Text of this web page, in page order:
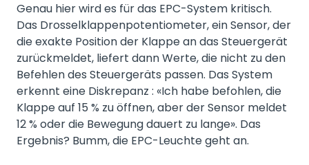
Genau hier wird es für das EPC-System kritisch.
Das Drosselklappenpotentiometer, ein Sensor, der
die exakte Position der Klappe an das Steuergerät
zurückmeldet, liefert dann Werte, die nicht zu den
Befehlen des Steuergeräts passen. Das System
erkennt eine Diskrepanz : «Ich habe befohlen, die
Klappe auf 15 % zu öffnen, aber der Sensor meldet
12 % oder die Bewegung dauert zu lange». Das
Ergebnis? Bumm, die EPC-Leuchte geht an.